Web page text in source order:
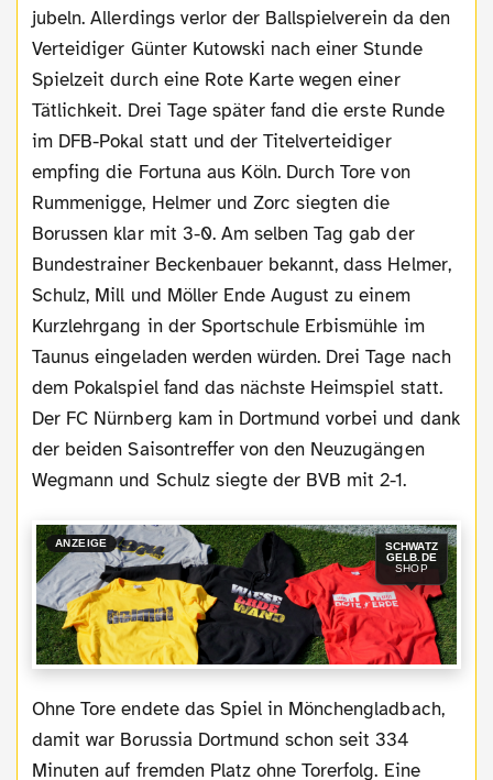
jubeln. Allerdings verlor der Ballspielverein da den
Verteidiger Günter Kutowski nach einer Stunde
Spielzeit durch eine Rote Karte wegen einer
Tätlichkeit. Drei Tage später fand die erste Runde
im DFB-Pokal statt und der Titelverteidiger
empfing die Fortuna aus Köln. Durch Tore von
Rummenigge, Helmer und Zorc siegten die
Borussen klar mit 3-0. Am selben Tag gab der
Bundestrainer Beckenbauer bekannt, dass Helmer,
Schulz, Mill und Möller Ende August zu einem
Kurzlehrgang in der Sportschule Erbismühle im
Taunus eingeladen werden würden. Drei Tage nach
dem Pokalspiel fand das nächste Heimspiel statt.
Der FC Nürnberg kam in Dortmund vorbei und dank
der beiden Saisontreffer von den Neuzugängen
Wegmann und Schulz siegte der BVB mit 2-1.
ANZEIGE
SCHWATZ
GELB.DE
SHOP
Ohne Tore endete das Spiel in Mönchengladbach,
damit war Borussia Dortmund schon seit 334
Minuten auf fremden Platz ohne Torerfolg. Eine